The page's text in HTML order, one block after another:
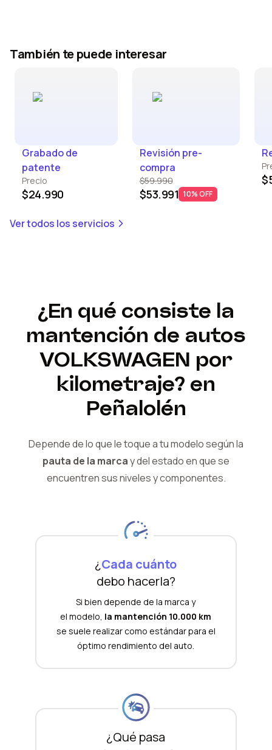
También te puede interesar
Grabado de
patente
Precio
$24.990
Revisión pre-
compra
$59.990
$53.991 10% OFF
Ver todos los servicios
¿En qué consiste la
mantención de autos
VOLKSWAGEN por
kilometraje? en
Peñalolén
Depende de lo que le toque a tu modelo según la
pauta de la marcay delestado en que se
encuentren sus niveles y componentes.
¿Cada cuánto
debo hacerla?
Si bien depende de la marca y
el modelo, la mantención 10.000 km
se suele realizar como estándar para el
óptimo rendimiento del auto.
¿Qué pasa